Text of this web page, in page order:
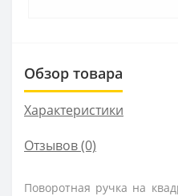
Обзор товара
Характеристики
Отзывов (0)
Поворотная ручка на